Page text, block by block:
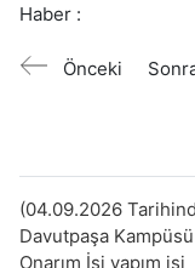
Haber :
Önceki
(04.09.2026
Davutpaşa
Onarım İşi yapım işi